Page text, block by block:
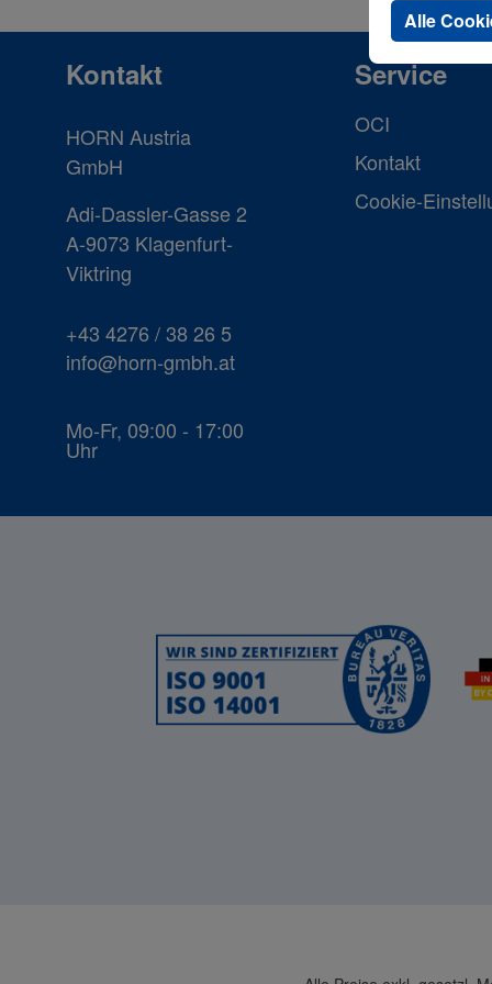
Kontakt
HORN Austria
GmbH
Adi-Dassler-Gasse 2
A-9073 Klagenfurt-
Viktring
+43 4276 / 38 26 5
info@horn-gmbh.at
Mo-Fr, 09:00 - 17:00
Uhr
Service
OCI
Kontakt
Cookie-
Alle